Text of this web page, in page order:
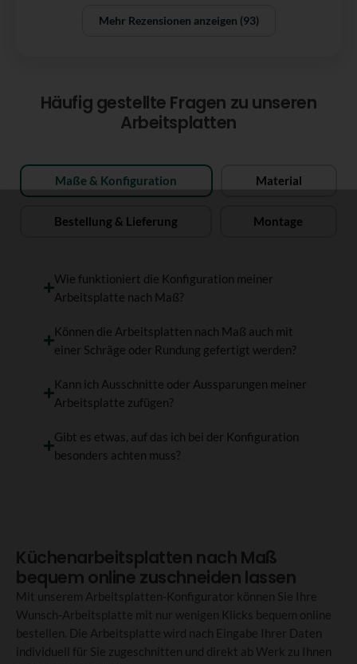
Mehr Rezensionen anzeigen (93)
Häufig gestellte Fragen zu unseren
Arbeitsplatten
Maße & Konfiguration Material
Bestellung & Lieferung Montage
Wie funktioniert die Konfiguration meiner
Arbeitsplatte nach Maß?
Können die Arbeitsplatten nach Maß auch mit
einer Schräge oder Rundung gefertigt werden?
Kann ich Ausschnitte oder Aussparungen meiner
Arbeitsplatte zufügen?
Gibt es etwas, auf das ich bei der Konfiguration
besonders achten muss?
Küchenarbeitsplatten nach Maß
bequem online zuschneiden lassen
Mit unserem Arbeitsplatten-Konfigurator können Sie Ihre
Wunsch-Arbeitsplatte mit nur wenigen Klicks bequem online
bestellen. Die Arbeitsplatte wird nach Eingabe Ihrer Daten
individuell für Sie zugeschnitten und direkt ab Werk zu Ihnen